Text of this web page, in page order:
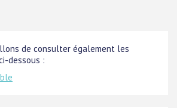
de consulter également les
dessous :